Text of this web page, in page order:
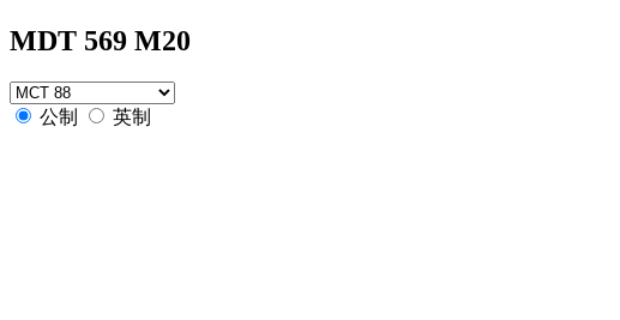
MDT 569 M20
公制 英制